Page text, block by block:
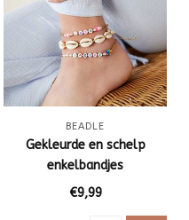
BEADLE
Gekleurde en schelp
enkelbandjes
€9,99